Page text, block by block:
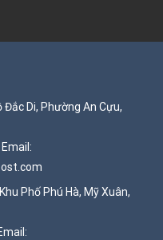
Đắc Di, Phường An Cựu,
Phố Phú Hà, Mỹ Xuân,